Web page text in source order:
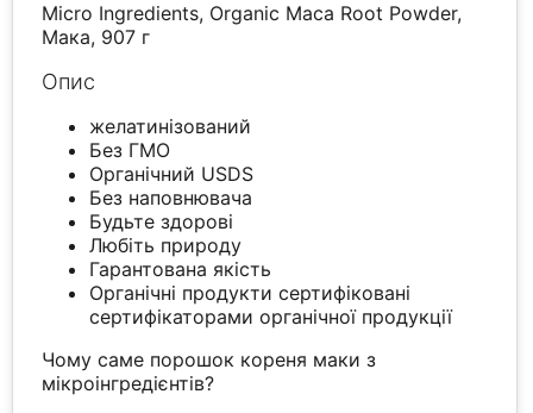
Micro Ingredients, Organic Maca Root Powder,
Мака, 907 г
Опис
желатинізований
Без ГМО
Органічний USDS
Без наповнювача
Будьте здорові
Любіть природу
Гарантована якість
Органічні продукти сертифіковані
сертифікаторами органічної продукції
Чому саме порошок кореня маки з
мікроінгредієнтів?